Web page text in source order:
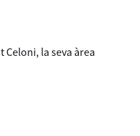
la seva àrea